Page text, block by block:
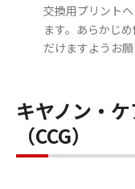
交換用プリント
ます。あらかじ
だけますようお願
キヤノン・
（CCG）